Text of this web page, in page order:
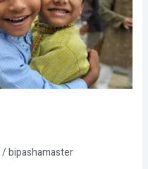
/bipashamaster